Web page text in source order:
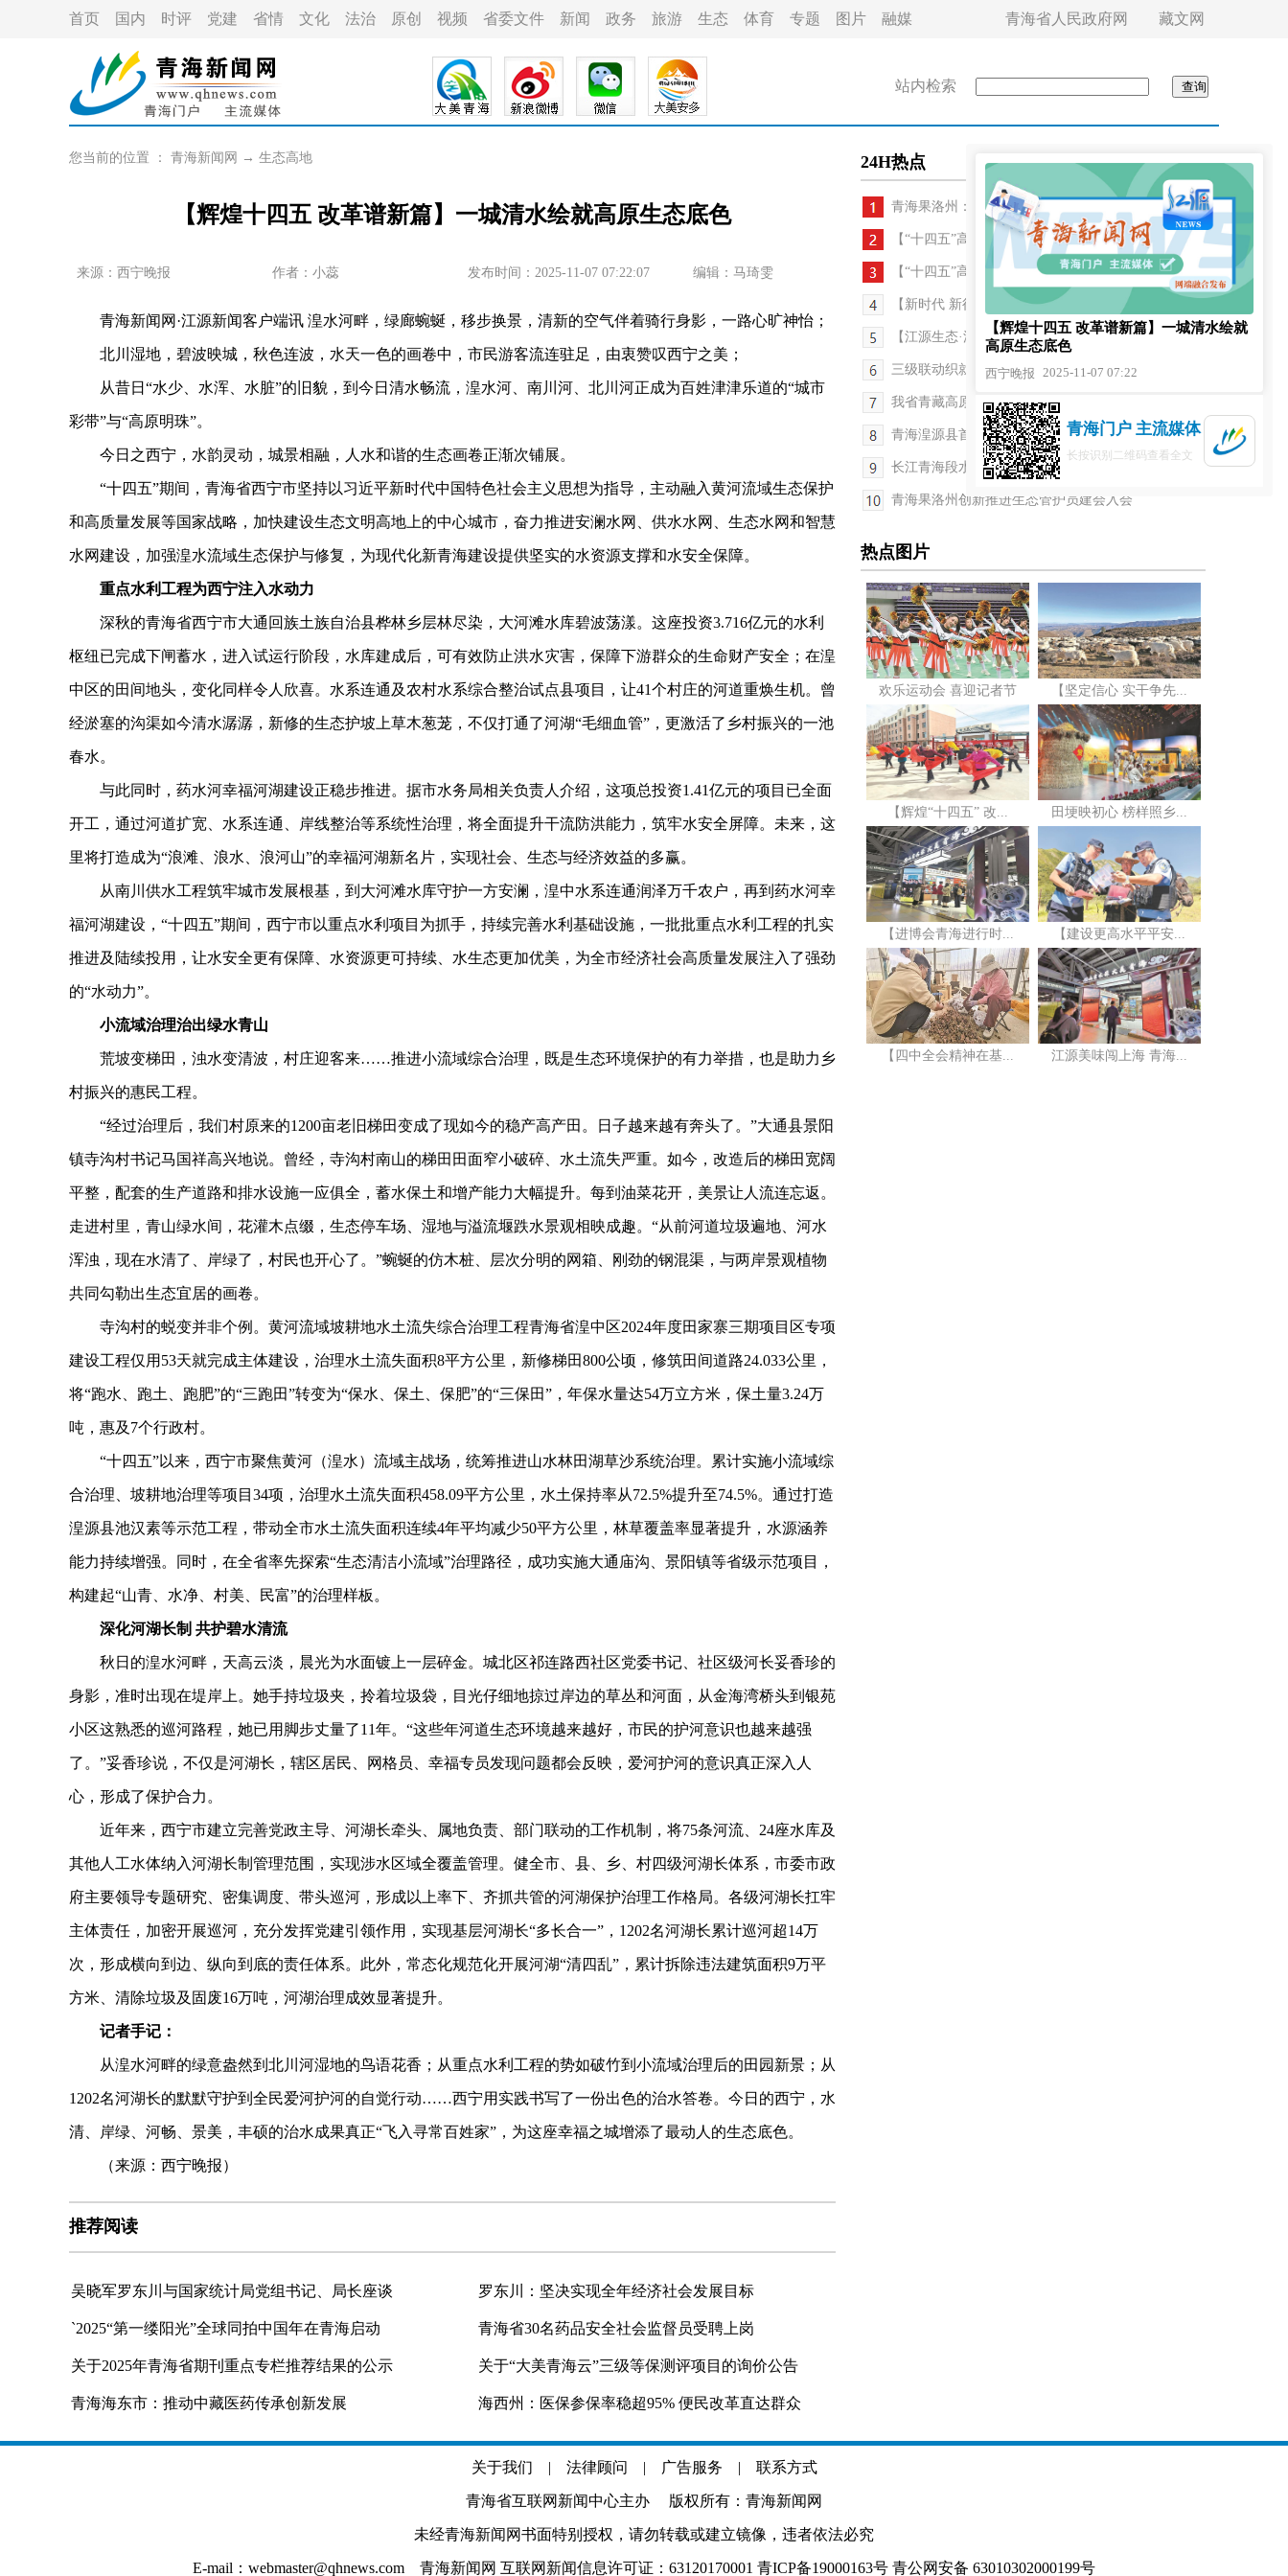
首页 国内 时评 党建 省情 文化 法治 原创 视频 省委文件 新闻 政务 旅游 生态 体育 专题 图片 融媒 青海省人民政府网 藏文网
站内检索
您当前的位置 ： 青海新闻网 → 生态高地
【辉煌十四五 改革谱新篇】一城清水绘就高原生态底色
来源：西宁晚报 作者： 小蕊 发布时间：2025-11-07 07:22:07 编辑：马琦雯
青海新闻网·江源新闻客户端讯 湟水河畔，绿廊蜿蜒，移步换景，清新的空气伴着骑行身影，一路心旷神怡；
北川湿地，碧波映城，秋色连波，水天一色的画卷中，市民游客流连驻足，由衷赞叹西宁之美；
从昔日“水少、水浑、水脏”的旧貌，到今日清水畅流，湟水河、南川河、北川河正成为百姓津津乐道的“城市
彩带”与“高原明珠”。
今日之西宁，水韵灵动，城景相融，人水和谐的生态画卷正渐次铺展。
“十四五”期间，青海省西宁市坚持以习近平新时代中国特色社会主义思想为指导，主动融入黄河流域生态保护
和高质量发展等国家战略，加快建设生态文明高地上的中心城市，奋力推进安澜水网、供水水网、生态水网和智慧
水网建设，加强湟水流域生态保护与修复，为现代化新青海建设提供坚实的水资源支撑和水安全保障。
重点水利工程为西宁注入水动力
深秋的青海省西宁市大通回族土族自治县桦林乡层林尽染，大河滩水库碧波荡漾。这座投资3.716亿元的水利
枢纽已完成下闸蓄水，进入试运行阶段，水库建成后，可有效防止洪水灾害，保障下游群众的生命财产安全；在湟
中区的田间地头，变化同样令人欣喜。水系连通及农村水系综合整治试点县项目，让41个村庄的河道重焕生机。曾
经淤塞的沟渠如今清水潺潺，新修的生态护坡上草木葱茏，不仅打通了河湖“毛细血管”，更激活了乡村振兴的一池
春水。
与此同时，药水河幸福河湖建设正稳步推进。据市水务局相关负责人介绍，这项总投资1.41亿元的项目已全面
开工，通过河道扩宽、水系连通、岸线整治等系统性治理，将全面提升干流防洪能力，筑牢水安全屏障。未来，这
里将打造成为“浪滩、浪水、浪河山”的幸福河湖新名片，实现社会、生态与经济效益的多赢。
从南川供水工程筑牢城市发展根基，到大河滩水库守护一方安澜，湟中水系连通润泽万千农户，再到药水河幸
福河湖建设，“十四五”期间，西宁市以重点水利项目为抓手，持续完善水利基础设施，一批批重点水利工程的扎实
推进及陆续投用，让水安全更有保障、水资源更可持续、水生态更加优美，为全市经济社会高质量发展注入了强劲
的“水动力”。
小流域治理治出绿水青山
荒坡变梯田，浊水变清波，村庄迎客来……推进小流域综合治理，既是生态环境保护的有力举措，也是助力乡
村振兴的惠民工程。
“经过治理后，我们村原来的1200亩老旧梯田变成了现如今的稳产高产田。日子越来越有奔头了。”大通县景阳
镇寺沟村书记马国祥高兴地说。曾经，寺沟村南山的梯田田面窄小破碎、水土流失严重。如今，改造后的梯田宽阔
平整，配套的生产道路和排水设施一应俱全，蓄水保土和增产能力大幅提升。每到油菜花开，美景让人流连忘返。
走进村里，青山绿水间，花灌木点缀，生态停车场、湿地与溢流堰跌水景观相映成趣。“从前河道垃圾遍地、河水
浑浊，现在水清了、岸绿了，村民也开心了。”蜿蜒的仿木桩、层次分明的网箱、刚劲的钢混渠，与两岸景观植物
共同勾勒出生态宜居的画卷。
寺沟村的蜕变并非个例。黄河流域坡耕地水土流失综合治理工程青海省湟中区2024年度田家寨三期项目区专项
建设工程仅用53天就完成主体建设，治理水土流失面积8平方公里，新修梯田800公顷，修筑田间道路24.033公里，
将“跑水、跑土、跑肥”的“三跑田”转变为“保水、保土、保肥”的“三保田”，年保水量达54万立方米，保土量3.24万
吨，惠及7个行政村。
“十四五”以来，西宁市聚焦黄河（湟水）流域主战场，统筹推进山水林田湖草沙系统治理。累计实施小流域综
合治理、坡耕地治理等项目34项，治理水土流失面积458.09平方公里，水土保持率从72.5%提升至74.5%。通过打造
湟源县池汉素等示范工程，带动全市水土流失面积连续4年平均减少50平方公里，林草覆盖率显著提升，水源涵养
能力持续增强。同时，在全省率先探索“生态清洁小流域”治理路径，成功实施大通庙沟、景阳镇等省级示范项目，
构建起“山青、水净、村美、民富”的治理样板。
深化河湖长制 共护碧水清流
秋日的湟水河畔，天高云淡，晨光为水面镀上一层碎金。城北区祁连路西社区党委书记、社区级河长妥香珍的
身影，准时出现在堤岸上。她手持垃圾夹，拎着垃圾袋，目光仔细地掠过岸边的草丛和河面，从金海湾桥头到银苑
小区这熟悉的巡河路程，她已用脚步丈量了11年。“这些年河道生态环境越来越好，市民的护河意识也越来越强
了。”妥香珍说，不仅是河湖长，辖区居民、网格员、幸福专员发现问题都会反映，爱河护河的意识真正深入人
心，形成了保护合力。
近年来，西宁市建立完善党政主导、河湖长牵头、属地负责、部门联动的工作机制，将75条河流、24座水库及
其他人工水体纳入河湖长制管理范围，实现涉水区域全覆盖管理。健全市、县、乡、村四级河湖长体系，市委市政
府主要领导专题研究、密集调度、带头巡河，形成以上率下、齐抓共管的河湖保护治理工作格局。各级河湖长扛牢
主体责任，加密开展巡河，充分发挥党建引领作用，实现基层河湖长“多长合一”，1202名河湖长累计巡河超14万
次，形成横向到边、纵向到底的责任体系。此外，常态化规范化开展河湖“清四乱”，累计拆除违法建筑面积9万平
方米、清除垃圾及固废16万吨，河湖治理成效显著提升。
记者手记：
从湟水河畔的绿意盎然到北川河湿地的鸟语花香；从重点水利工程的势如破竹到小流域治理后的田园新景；从
1202名河湖长的默默守护到全民爱河护河的自觉行动……西宁用实践书写了一份出色的治水答卷。今日的西宁，水
清、岸绿、河畅、景美，丰硕的治水成果真正“飞入寻常百姓家”，为这座幸福之城增添了最动人的生态底色。
（来源：西宁晚报）
推荐阅读
吴晓军罗东川与国家统计局党组书记、局长座谈 罗东川：坚决实现全年经济社会发展目标
`2025“第一缕阳光”全球同拍中国年在青海启动 青海省30名药品安全社会监督员受聘上岗
关于2025年青海省期刊重点专栏推荐结果的公示 关于“大美青海云”三级等保测评项目的询价公告
青海海东市：推动中藏医药传承创新发展 海西州：医保参保率稳超95% 便民改革直达群众
24H热点
青海果洛州：持续筑牢草原生态“安全墙”
【“十四五”高质量发展答卷】“十四五”期间青海...
【“十四五”高质量发展答卷】“十四五”期间 青海...
【新时代 新征程 新伟业·高质量发展调研行】战沙一...
【江源生态·源生万象】为青海之美“闪”出动感画幅...
三级联动织就青海湖生态画卷
我省青藏高原植物多样性保护迈上新台阶
青海湟源县首次发现白肩雕
长江青海段水域生态接近历史最佳状态
青海果洛州创新推进生态管护员建会入会
热点图片
欢乐运动会 喜迎记者节 【坚定信心 实干争先...
【辉煌“十四五” 改... 田埂映初心 榜样照乡...
【进博会青海进行时... 【建设更高水平平安...
【四中全会精神在基... 江源美味闯上海 青海...
关于我们 | 法律顾问 | 广告服务 | 联系方式
青海省互联网新闻中心主办 版权所有：青海新闻网
未经青海新闻网书面特别授权，请勿转载或建立镜像，违者依法必究
E-mail：webmaster@qhnews.com 青海新闻网 互联网新闻信息许可证：63120170001 青ICP备19000163号 青公网安备 63010302000199号
【辉煌十四五 改革谱新篇】一城清水绘就
高原生态底色
西宁晚报 2025-11-07 07:22
青海门户 主流媒体
长按识别二维码查看全文